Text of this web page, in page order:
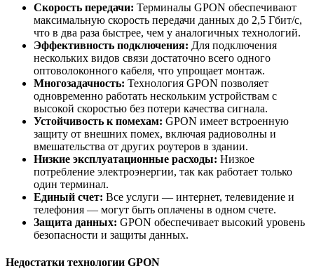
Скорость передачи: Терминалы GPON обеспечивают
максимальную скорость передачи данных до 2,5 Гбит/с,
что в два раза быстрее, чем у аналогичных технологий.
Эффективность подключения: Для подключения
нескольких видов связи достаточно всего одного
оптоволоконного кабеля, что упрощает монтаж.
Многозадачность: Технология GPON позволяет
одновременно работать нескольким устройствам с
высокой скоростью без потери качества сигнала.
Устойчивость к помехам: GPON имеет встроенную
защиту от внешних помех, включая радиоволны и
вмешательства от других роутеров в здании.
Низкие эксплуатационные расходы: Низкое
потребление электроэнергии, так как работает только
один терминал.
Единый счет: Все услуги — интернет, телевидение и
телефония — могут быть оплачены в одном счете.
Защита данных: GPON обеспечивает высокий уровень
безопасности и защиты данных.
Недостатки технологии GPON